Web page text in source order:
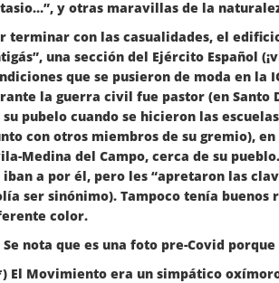
y otras maravillas de la
terminar con las casualidades, el
una sección del Ejército Español
que se pusieron de moda en la
la guerra civil fue pastor (en Santo
su pubelo cuando se hicieron las
con otros miembros de su gremio),
Medina del Campo, cerca de su
iban a por él, pero les “apretaron las
ser sinónimo). Tampoco tenía
color.
Se nota que es una foto pre-Covid
El Movimiento era un simpático